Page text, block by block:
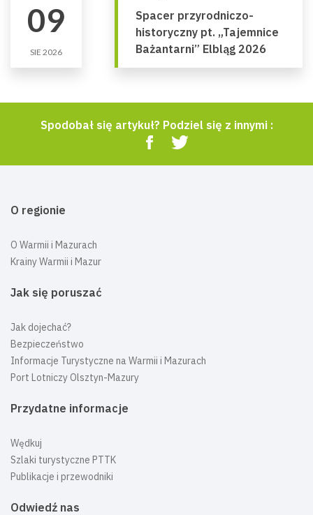
09
SIE 2026
Spacer przyrodniczo-
historyczny pt. „Tajemnice
Bażantarni” Elbląg 2026
Spodobał się artykuł? Podziel się z innymi :
O regionie
O Warmii i Mazurach
Krainy Warmii i Mazur
Jak się poruszać
Jak dojechać?
Bezpieczeństwo
Informacje Turystyczne na Warmii i Mazurach
Port Lotniczy Olsztyn-Mazury
Przydatne informacje
Wędkuj
Szlaki turystyczne PTTK
Publikacje i przewodniki
Odwiedź nas